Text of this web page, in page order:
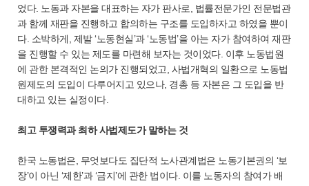
었다. 노동과 자본을 대표하는 자가 판사로, 법률전문가인 전문법관
과 함께 재판을 진행하고 합의하는 구조를 도입하자고 하였을 뿐이
다. 소박하게, 제발 ‘노동현실’과 ‘노동법’을 아는 자가 참여하여 재판
을 진행할 수 있는 제도를 마련해 보자는 것이었다. 이후 노동법원
에 관한 본격적인 논의가 진행되었고, 사법개혁의 일환으로 노동법
원제도의 도입이 다루어지고 있으나, 경총 등 자본은 그 도입을 반
대하고 있는 실정이다.
최고 투쟁력과 최하 사법제도가 말하는 것
한국 노동법은, 무엇보다도 집단적 노사관계법은 노동기본권의 ‘보
장’이 아닌 ‘제한’과 ‘금지’에 관한 법이다. 이를 노동자의 참여가 배